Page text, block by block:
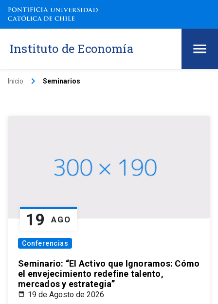
Instituto de Economía
Inicio keyboard_arrow_right Seminarios
19 AGO
Conferencias
Seminario: “El Activo que Ignoramos: Cómo
el envejecimiento redefine talento,
mercados y estrategia”
19 de Agosto de 2026